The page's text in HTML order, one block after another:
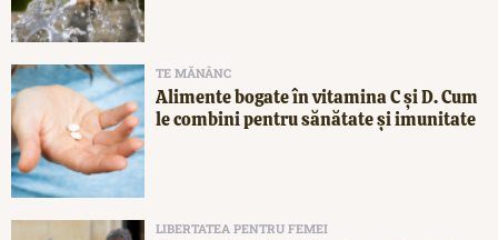
TE MĂNÂNC
Alimente bogate în vitamina C și D. Cum
le combini pentru sănătate și imunitate
LIBERTATEA PENTRU FEMEI